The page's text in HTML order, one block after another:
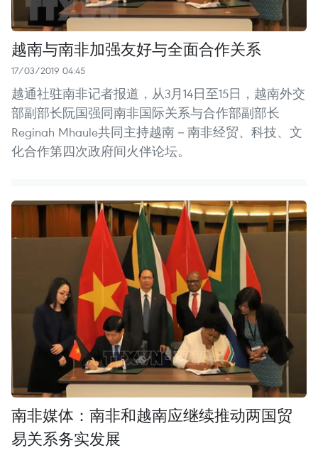
越南与南非加强友好与全面合作关系
17/03/2019 04:45
越通社驻南非记者报道，从3月14日至15日，越南外交
部副部长阮国强同南非国际关系与合作部副部长
Reginah Mhaule共同主持越南－南非经贸、科技、文
化合作第四次政府间火伴论坛。
南非媒体：南非和越南应继续推动两国贸
易关系务实发展